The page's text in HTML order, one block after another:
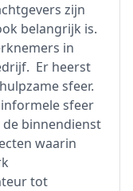
zijn
belangrijk is.
in
Er heerst
sfeer.
sfeer
binnendienst
waarin
tot